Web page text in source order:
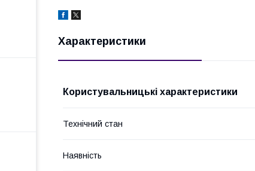
Характеристики
Користувальницькі характеристики
Технічний стан
Наявність